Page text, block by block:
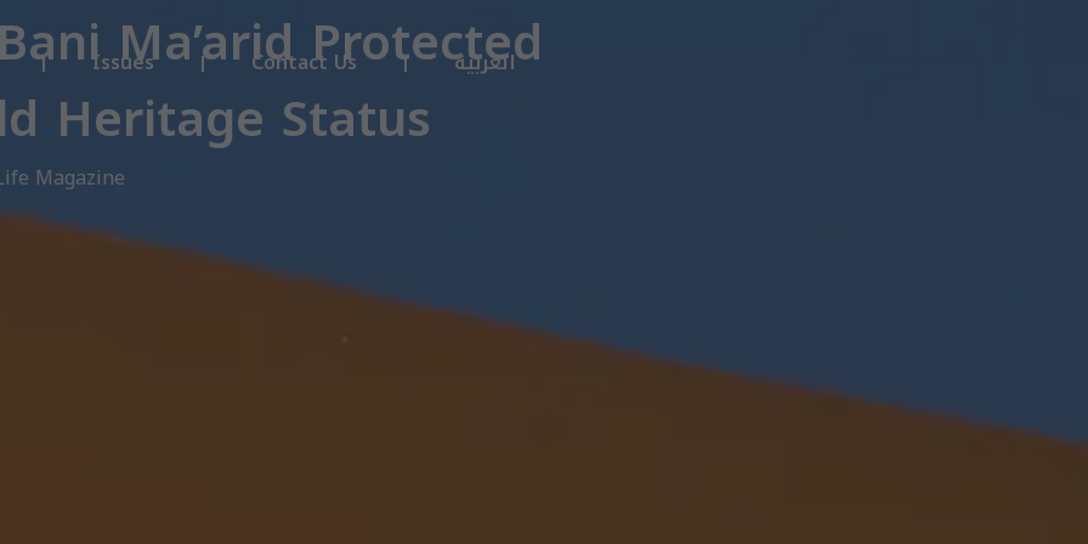
Issues Contact Us العربية
Ma’arid Protected
Heritage Status
Magazine